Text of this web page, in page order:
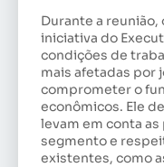
Durante a
iniciativa do
condições de
mais afetadas por
comprometer o
econômicos. Ele
levam em conta
segmento e
existentes, como